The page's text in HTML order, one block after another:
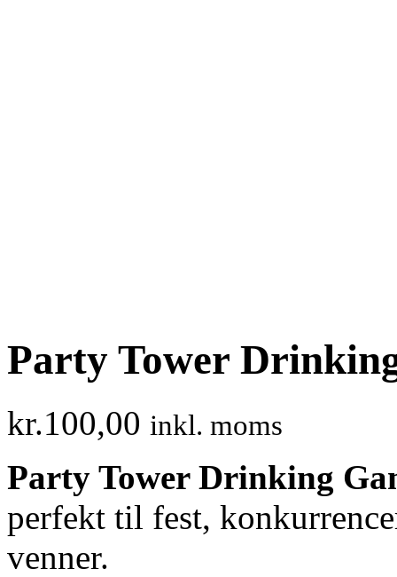
Party Tower
kr.100,00 inkl. moms
Party Tower Drinking
perfekt til fest,
venner.